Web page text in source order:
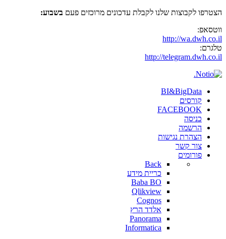
הצטרפו לקבוצות שלנו לקבלת עדכונים מרוכזים פעם בשבוע:
ווטסאפ:
http://wa.dwh.co.il
טלגרם:
http://telegram.dwh.co.il
BI&BigData
קורסים
FACEBOOK
כניסה
הרשמה
הצהרת נגישות
צור קשר
פורומים
Back
כריית מידע
Baba BO
Qlikview
Cognos
אלדד הרץ
Panorama
Informatica